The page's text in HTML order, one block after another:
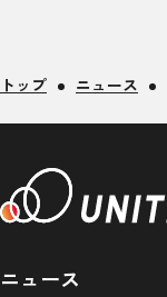
トップ ニュース
ニュース